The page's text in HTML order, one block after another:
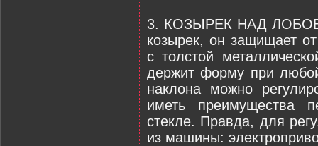
3. КОЗЫРЕК НАД
козырек, он защищает
с толстой
держит форму при
наклона можно
иметь преимущества
стекле. Правда, для
из машины: